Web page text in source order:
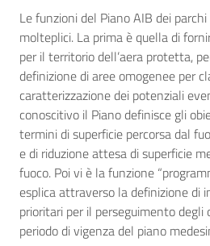
Le funzioni del Piano AIB dei
molteplici. La prima è quella di
per il territorio dell’aera protetta,
definizione di aree omogenee per
caratterizzazione dei potenziali
conoscitivo il Piano definisce gli
termini di superficie percorsa dal
e di riduzione attesa di superficie
fuoco. Poi vi è la funzione
esplica attraverso la definizione di
prioritari per il perseguimento
periodo di vigenza del piano